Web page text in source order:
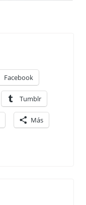
Facebook
Tumblr
Más